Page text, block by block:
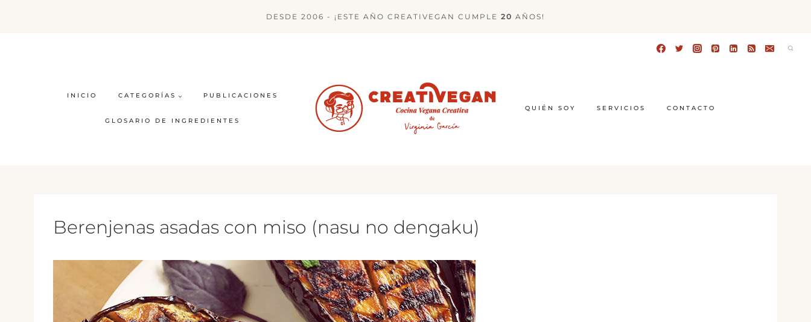
DESDE 2006 - ¡ESTE AÑO CREATIVEGAN CUMPLE 20 AÑOS!
INICIO CATEGORÍAS PUBLICACIONES
GLOSARIO DE INGREDIENTES
QUIÉN SOY SERVICIOS CONTACTO
Berenjenas asadas con miso (nasu no dengaku)